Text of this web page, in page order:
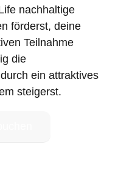
nachhaltige
förderst, deine
Teilnahme
die
ein attraktives
steigerst.